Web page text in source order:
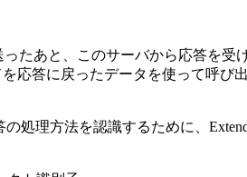
たあと、このサーバから応答を受
答に戻ったデータを使って呼び
処理方法を認識するために、